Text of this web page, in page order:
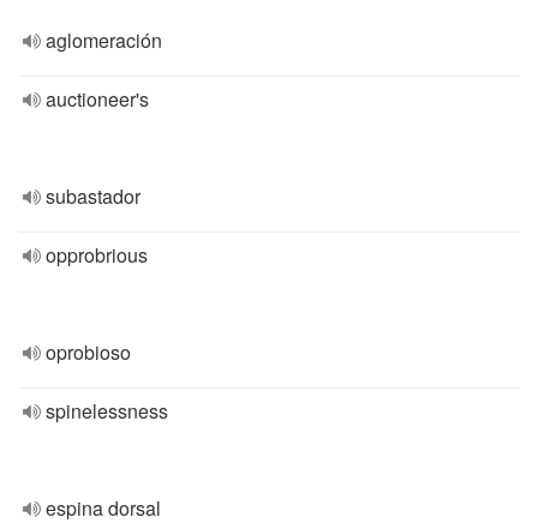
aglomeración
auctioneer's
subastador
opprobrious
oprobioso
spinelessness
espina dorsal